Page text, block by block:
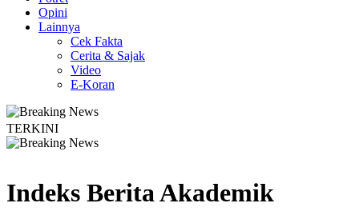
Opini
Lainnya
Cek Fakta
Cerita & Sajak
Video
E-Koran
TERKINI
Indeks BeritaAkademik